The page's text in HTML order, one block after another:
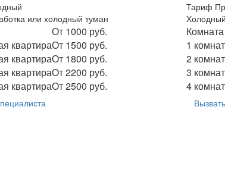
или холодный туман
От 1000 руб.
квартираОт 1500 руб.
квартираОт 1800 руб.
квартираОт 2200 руб.
квартираОт 2500 руб.
Тариф
Комната
1
2
3
4